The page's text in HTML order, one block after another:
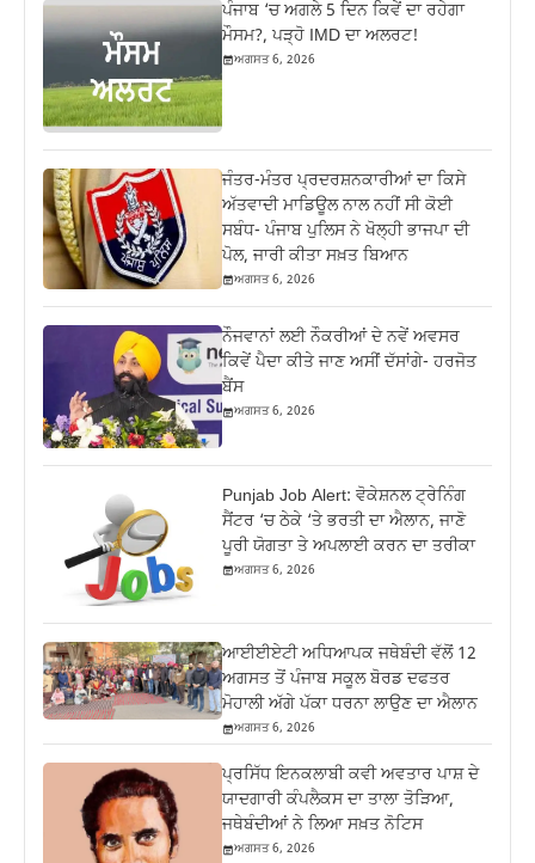
ਪੰਜਾਬ ‘ਚ ਅਗਲੇ 5 ਦਿਨ ਕਿਵੇਂ ਦਾ ਰਹੇਗਾ
ਮੌਸਮ?, ਪੜ੍ਹੋ IMD ਦਾ ਅਲਰਟ!
ਅਗਸਤ 6, 2026
ਜੰਤਰ-ਮੰਤਰ ਪ੍ਰਦਰਸ਼ਨਕਾਰੀਆਂ ਦਾ ਕਿਸੇ
ਅੱਤਵਾਦੀ ਮਾਡਿਊਲ ਨਾਲ ਨਹੀਂ ਸੀ ਕੋਈ
ਸਬੰਧ- ਪੰਜਾਬ ਪੁਲਿਸ ਨੇ ਖੋਲ੍ਹੀ ਭਾਜਪਾ ਦੀ
ਪੋਲ, ਜਾਰੀ ਕੀਤਾ ਸਖ਼ਤ ਬਿਆਨ
ਅਗਸਤ 6, 2026
ਨੌਜਵਾਨਾਂ ਲਈ ਨੌਕਰੀਆਂ ਦੇ ਨਵੇਂ ਅਵਸਰ
ਕਿਵੇਂ ਪੈਦਾ ਕੀਤੇ ਜਾਣ ਅਸੀਂ ਦੱਸਾਂਗੇ- ਹਰਜੋਤ
ਬੈਂਸ
ਅਗਸਤ 6, 2026
Punjab Job Alert: ਵੋਕੇਸ਼ਨਲ ਟ੍ਰੇਨਿੰਗ
ਸੈਂਟਰ ‘ਚ ਠੇਕੇ ‘ਤੇ ਭਰਤੀ ਦਾ ਐਲਾਨ, ਜਾਣੋ
ਪੂਰੀ ਯੋਗਤਾ ਤੇ ਅਪਲਾਈ ਕਰਨ ਦਾ ਤਰੀਕਾ
ਅਗਸਤ 6, 2026
ਆਈਈਏਟੀ ਅਧਿਆਪਕ ਜਥੇਬੰਦੀ ਵੱਲੋਂ 12
ਅਗਸਤ ਤੋਂ ਪੰਜਾਬ ਸਕੂਲ ਬੋਰਡ ਦਫਤਰ
ਮੋਹਾਲੀ ਅੱਗੇ ਪੱਕਾ ਧਰਨਾ ਲਾਉਣ ਦਾ ਐਲਾਨ
ਅਗਸਤ 6, 2026
ਪ੍ਰਸਿੱਧ ਇਨਕਲਾਬੀ ਕਵੀ ਅਵਤਾਰ ਪਾਸ਼ ਦੇ
ਯਾਦਗਾਰੀ ਕੰਪਲੈਕਸ ਦਾ ਤਾਲਾ ਤੋੜਿਆ,
ਜਥੇਬੰਦੀਆਂ ਨੇ ਲਿਆ ਸਖ਼ਤ ਨੋਟਿਸ
ਅਗਸਤ 6, 2026